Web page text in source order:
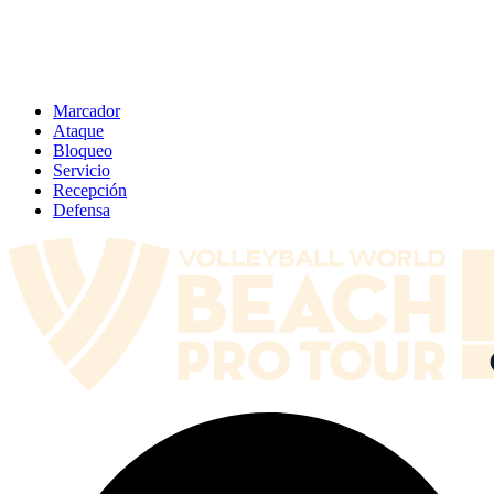
Marcador
Ataque
Bloqueo
Servicio
Recepción
Defensa